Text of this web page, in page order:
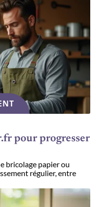
pour progresser
bricolage papier ou
régulier, entre